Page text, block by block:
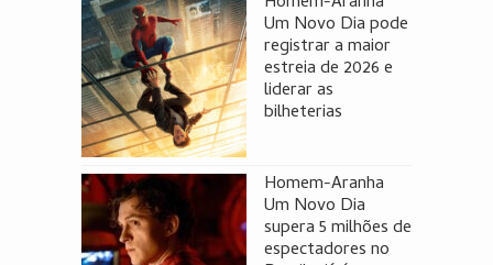
Um Novo Dia pode
registrar a maior
estreia de 2026 e
liderar as
bilheterias
Homem-Aranha
Um Novo Dia
supera 5 milhões de
espectadores no